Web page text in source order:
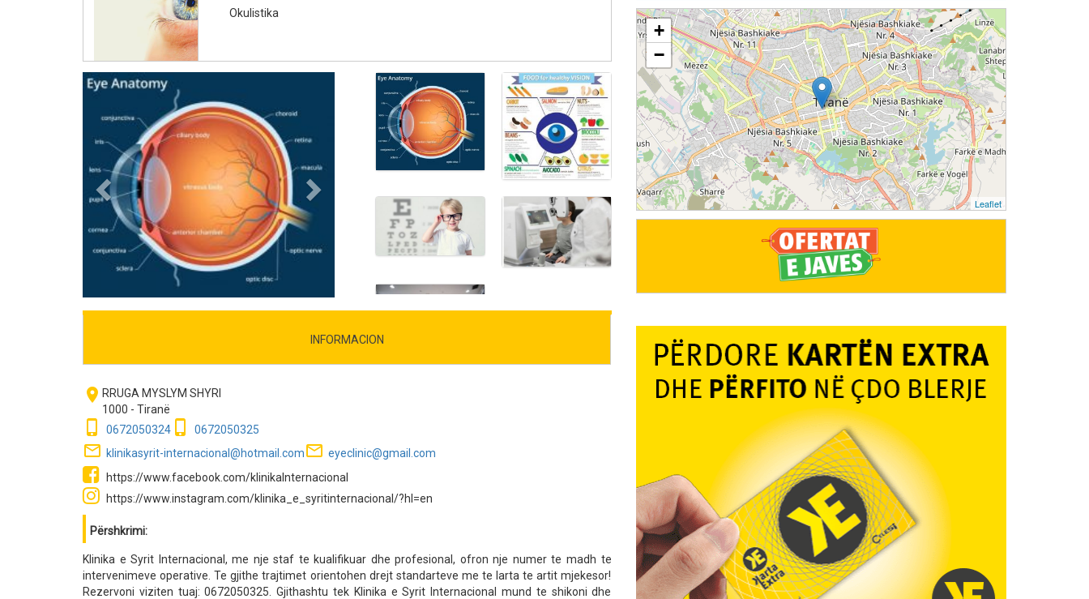
Okulistika
INFORMACION
room RRUGA MYSLYM SHYRI
1000 - Tiranë
phone_iphone 0672050324 phone_iphone 0672050325
mail_outline klinikasyrit-internacional@hotmail.commail_outline eyeclinic@gmail.com
https://www.facebook.com/klinikaInternacional
https://www.instagram.com/klinika_e_syritinternacional/?hl=en
Përshkrimi:
Klinika e Syrit Internacional, me nje staf te kualifikuar dhe profesional, ofron nje numer te madh te
intervenimeve operative. Te gjithe trajtimet orientohen drejt standarteve me te larta te artit mjekesor!
Rezervoni viziten tuaj: 0672050325. Gjithashtu tek Klinika e Syrit Internacional mund te shikoni dhe
+
−
Leaflet